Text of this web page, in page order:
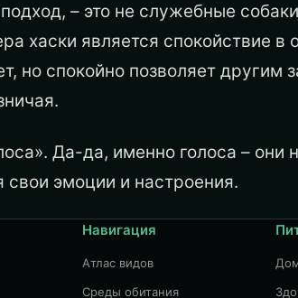
– это не служебные
хаски является спокойствие в
но спокойно позволяет другим
Да-да, именно голоса – они
свои эмоции и настроения.
Навигация
Атлас видов
Среды обитания